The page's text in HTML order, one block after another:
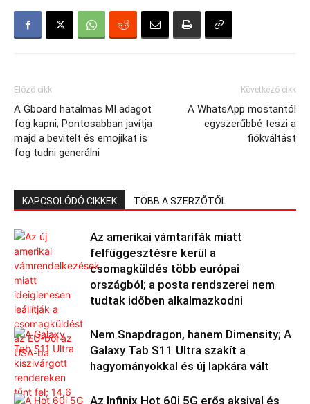
Előző cikk
A Gboard hatalmas MI adagot
fog kapni; Pontosabban javítja
majd a bevitelt és emojikat is
fog tudni generálni
Következő cikk
A WhatsApp mostantól
egyszerűbbé teszi a
fiókváltást
KAPCSOLÓDÓ CIKKEK TÖBB A SZERZŐTŐL
Az amerikai vámtarifák miatt
felfüggesztésre kerül a
csomagküldés több európai
országból; a posta rendszerei nem
tudtak időben alkalmazkodni
Nem Snapdragon, hanem Dimensity; A
Galaxy Tab S11 Ultra szakít a
hagyományokkal és új lapkára vált
Az Infinix Hot 60i 5G erős aksival és